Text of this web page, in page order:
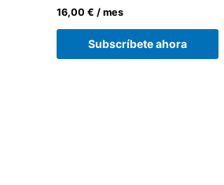
16,00 € / mes
Subscríbete ahora